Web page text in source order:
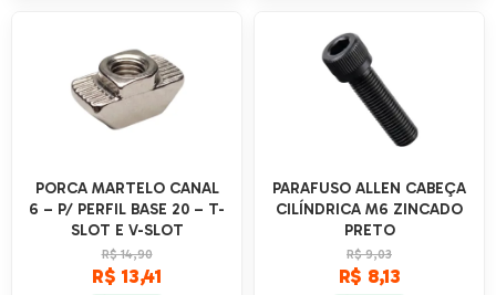
PORCA MARTELO CANAL
6 – P/ PERFIL BASE 20 – T-
SLOT E V-SLOT
R$ 14,90
R$ 13,41
PARAFUSO ALLEN CABEÇA
CILÍNDRICA M6 ZINCADO
PRETO
R$ 9,03
R$ 8,13